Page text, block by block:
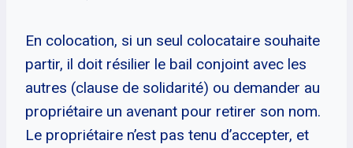
En colocation, si un seul colocataire souhaite
partir, il doit résilier le bail conjoint avec les
autres (clause de solidarité) ou demander au
propriétaire un avenant pour retirer son nom.
Le propriétaire n’est pas tenu d’accepter, et